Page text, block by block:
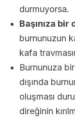
durmuyorsa.
Başınıza
burnunuzun
kafa
Burnunuza
dışında
oluşması
direğinin